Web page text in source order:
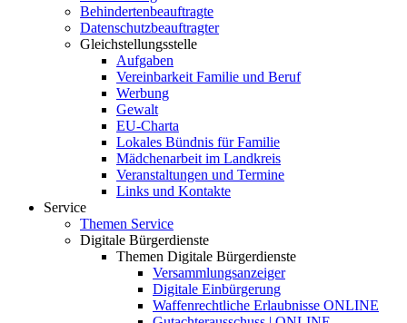
Behindertenbeauftragte
Datenschutzbeauftragter
Gleichstellungsstelle
Aufgaben
Vereinbarkeit Familie und Beruf
Werbung
Gewalt
EU-Charta
Lokales Bündnis für Familie
Mädchenarbeit im Landkreis
Veranstaltungen und Termine
Links und Kontakte
Service
Themen Service
Digitale Bürgerdienste
Themen Digitale Bürgerdienste
Versammlungsanzeiger
Digitale Einbürgerung
Waffenrechtliche Erlaubnisse ONLINE